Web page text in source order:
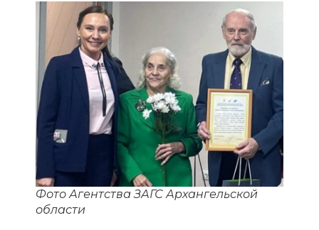
Фото Агентства ЗАГС Архангельской
области